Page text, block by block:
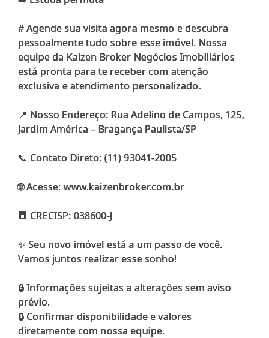
# Agende sua visita agora mesmo e descubra
pessoalmente tudo sobre esse imóvel. Nossa
equipe da Kaizen Broker Negócios Imobiliários
está pronta para te receber com atenção
exclusiva e atendimento personalizado.
📍 Nosso Endereço: Rua Adelino de Campos, 125,
Jardim América – Bragança Paulista/SP
📞 Contato Direto: (11) 93041-2005
🌐 Acesse: www.kaizenbroker.com.br
🏢 CRECISP: 038600-J
✨ Seu novo imóvel está a um passo de você.
Vamos juntos realizar esse sonho!
🔒 Informações sujeitas a alterações sem aviso
prévio.
🔒 Confirmar disponibilidade e valores
diretamente com nossa equipe.